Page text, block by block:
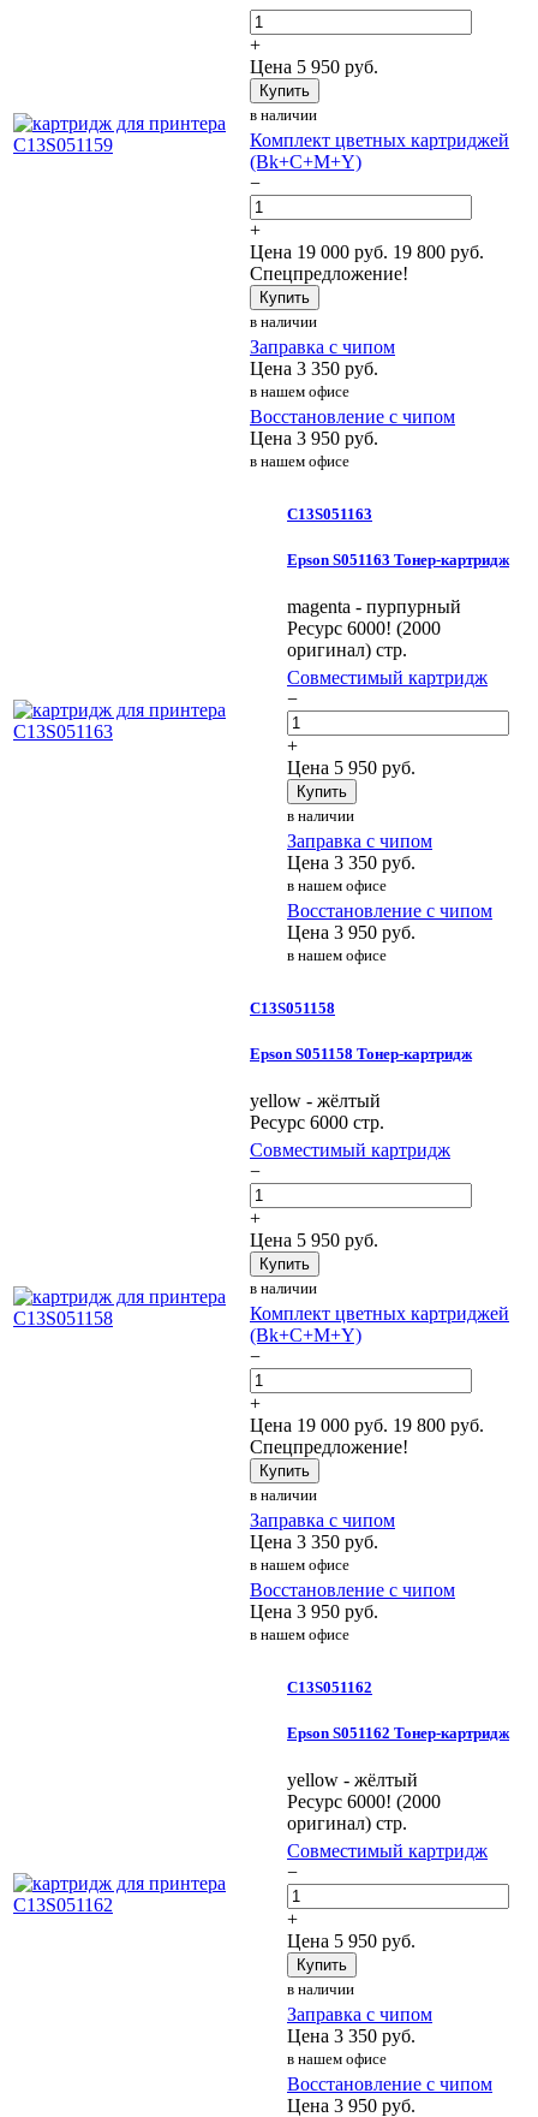
+
Цена 5 950 руб.
Купить
в наличии
Комплект цветных картриджей
(Bk+C+M+Y)
−
+
Цена 19 000 руб. 19 800 руб.
Спецпредложение!
Купить
в наличии
Заправка с чипом
Цена 3 350 руб.
в нашем офисе
Восстановление с чипом
Цена 3 950 руб.
в нашем офисе
C13S051163
Epson S051163 Тонер-картридж
magenta - пурпурный
Ресурс 6000! (2000
оригинал) стр.
Совместимый картридж
−
+
Цена 5 950 руб.
Купить
в наличии
Заправка с чипом
Цена 3 350 руб.
в нашем офисе
Восстановление с чипом
Цена 3 950 руб.
в нашем офисе
C13S051158
Epson S051158 Тонер-картридж
yellow - жёлтый
Ресурс 6000 стр.
Совместимый картридж
−
+
Цена 5 950 руб.
Купить
в наличии
Комплект цветных картриджей
(Bk+C+M+Y)
−
+
Цена 19 000 руб. 19 800 руб.
Спецпредложение!
Купить
в наличии
Заправка с чипом
Цена 3 350 руб.
в нашем офисе
Восстановление с чипом
Цена 3 950 руб.
в нашем офисе
C13S051162
Epson S051162 Тонер-картридж
yellow - жёлтый
Ресурс 6000! (2000
оригинал) стр.
Совместимый картридж
−
+
Цена 5 950 руб.
Купить
в наличии
Заправка с чипом
Цена 3 350 руб.
в нашем офисе
Восстановление с чипом
Цена 3 950 руб.